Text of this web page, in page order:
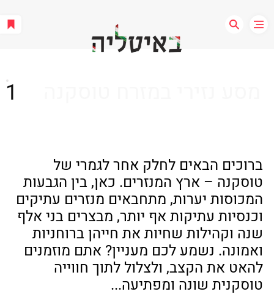
ברוכים הבאים לחלק אחר לגמרי של
טוסקנה – ארץ המנזרים. כאן, בין הגבעות
המכוסות יערות, מתחבאים מנזרים עתיקים
וכנסיות עתיקות אף יותר, מבצרים בני אלף
שנה וקהילות שחיות את חייהן ברוחניות
ואמונה. נשמע לכם מעניין? אתם מוזמנים
להאט את הקצב, ולצלול לתוך חווייה
טוסקנית שונה ומפתיעה...
1